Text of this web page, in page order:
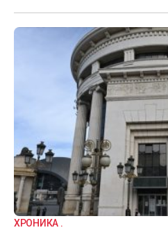
ХРОНИКА .